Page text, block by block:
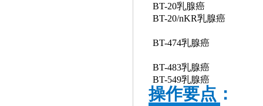
BT-20乳腺癌
BT-20/nKR乳腺癌
BT-474乳腺癌
BT-483乳腺癌
BT-549乳腺癌
操作要点：